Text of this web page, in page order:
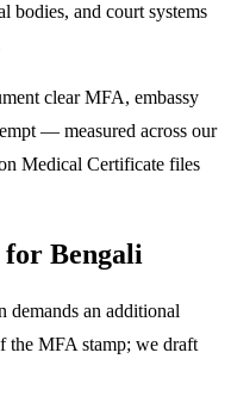
bodies, and court systems
clear MFA, embassy
— measured across our
Medical Certificate files
for Bengali
demands an additional
the MFA stamp; we draft